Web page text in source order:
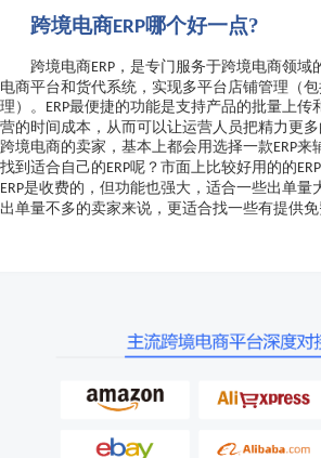
跨境电商ERP哪个好一点?
跨境电商ERP ，是专门服务于跨境电商领域
电商平台和货代系统，实现多平台店铺管理（
理）。 ERP最便捷的功能是支持产品的批量上传
营的时间成本，从而可以让运营人员把精力更
跨境电商的卖家，基本上都会用选择一款ERP来
找到适合自己的ERP呢？市面上比较好用的的ERP
ERP是收费的，但功能也强大，适合一些出单量
出单量不多的卖家来说，更适合找一些有提供